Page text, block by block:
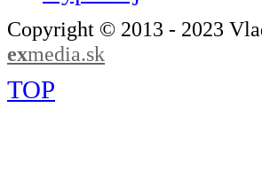
Copyright © 2013 - 2023
exmedia.sk
TOP